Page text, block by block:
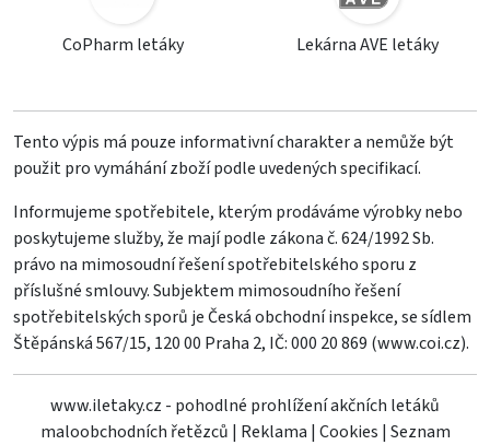
CoPharm letáky Lekárna AVE letáky
Tento výpis má pouze informativní charakter a nemůže být
použit pro vymáhání zboží podle uvedených specifikací.
Informujeme spotřebitele, kterým prodáváme výrobky nebo
poskytujeme služby, že mají podle zákona č. 624/1992 Sb.
právo na mimosoudní řešení spotřebitelského sporu z
příslušné smlouvy. Subjektem mimosoudního řešení
spotřebitelských sporů je Česká obchodní inspekce, se sídlem
Štěpánská 567/15, 120 00 Praha 2, IČ: 000 20 869 (www.coi.cz).
www.iletaky.cz - pohodlné prohlížení akčních letáků
maloobchodních řetězců | Reklama | Cookies | Seznam